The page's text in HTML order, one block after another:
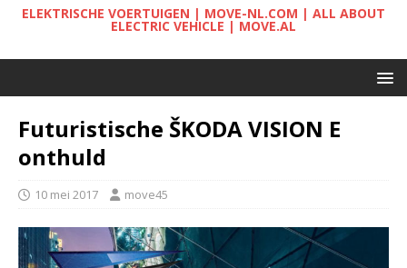
ELEKTRISCHE VOERTUIGEN | MOVE-NL.COM | ALL ABOUT
ELECTRIC VEHICLE | MOVE.AL
Futuristische ŠKODA VISION E
onthuld
10 mei 2017 move45